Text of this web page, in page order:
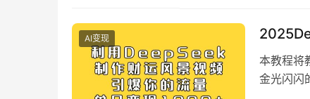
AI变现
本教程将
金光闪闪